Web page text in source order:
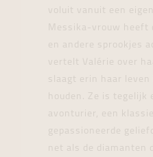
voluit vanuit een
Messika-vrouw heeft
en andere sprookjes
vertelt Valérie over
slaagt erin haar
houden. Ze is tegelijk
avonturier, een
gepassioneerde
net als de diamanten